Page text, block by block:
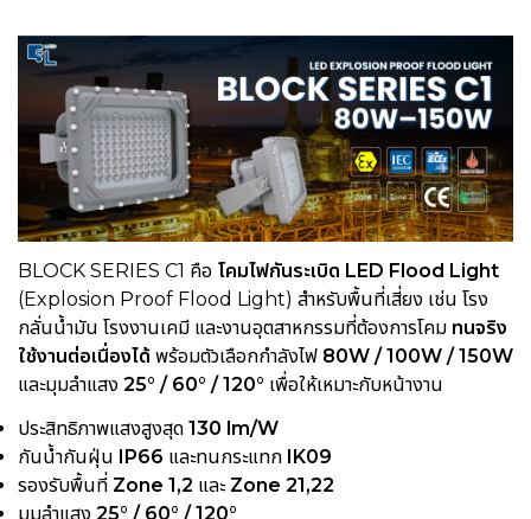
BLOCK SERIES C1 คือ โคมไฟกันระเบิด LED Flood Light
(Explosion Proof Flood Light) สำหรับพื้นที่เสี่ยง เช่น โรง
กลั่นน้ำมัน โรงงานเคมี และงานอุตสาหกรรมที่ต้องการโคม ทนจริง
ใช้งานต่อเนื่องได้ พร้อมตัวเลือกกำลังไฟ 80W / 100W / 150W
และมุมลำแสง 25° / 60° / 120° เพื่อให้เหมาะกับหน้างาน
ประสิทธิภาพแสงสูงสุด 130 lm/W
กันน้ำกันฝุ่น IP66 และทนกระแทก IK09
รองรับพื้นที่ Zone 1,2 และ Zone 21,22
มุมลำแสง 25° / 60° / 120°